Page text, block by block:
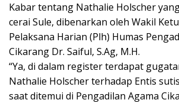
Kabar tentang Nathalie Holscher
cerai Sule, dibenarkan oleh Wakil
Pelaksana Harian (Plh) Humas
Cikarang Dr. Saiful, S.Ag, M.H.
“Ya, di dalam register terdapat
Nathalie Holscher terhadap Entis
saat ditemui di Pengadilan Agama